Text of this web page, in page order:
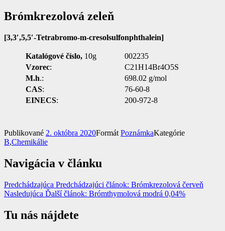
Brómkrezolová zeleň
[3,3′,5,5′-Tetrabromo-m-cresolsulfonphthalein]
Katalógové číslo, 10g
002235
Vzorec:
C21H14Br4O5S
M.h.:
698.02 g/mol
CAS:
76-60-8
EINECS: 200-972-8
Publikované 2. októbra 2020Formát PoznámkaKategórie
B,Chemikálie
Navigácia v článku
Predchádzajúca Predchádzajúci článok: Brómkrezolová červeň
Nasledujúca Ďalší článok: Brómthymolová modrá 0,04%
Tu nás nájdete